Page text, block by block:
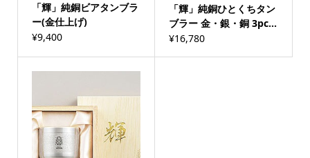
「輝」純銅ビアタンブラ
ー(金仕上げ)
¥9,400
「輝」純銅ひとくちタン
ブラー 金・銀・銅 3pc...
¥16,780